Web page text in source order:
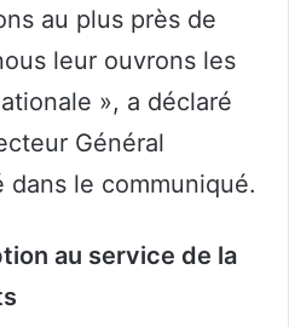
au plus près de
leur ouvrons les
», a déclaré
Général
dans le communiqué.
au service de la